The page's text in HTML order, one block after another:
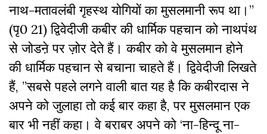
नाथ-मतावलंबी गृहस्थ योगियों का मुसलमानी रूप था।’’
(पृ0 21) द्विवेदीजी कबीर की धार्मिक पहचान को नाथपंथ
से जोडऩे पर ज़ोर देते हैं। कबीर को वे मुसलमान होने
की धार्मिक पहचान से बचाना चाहते हैं। द्विवेदीजी लिखते
हैं, ”सबसे पहले लगने वाली बात यह है कि कबीरदास ने
अपने को जुलाहा तो कई बार कहा है, पर मुसलमान एक
बार भी नहीं कहा। वे बराबर अपने को ‘ना-हिन्दू ना-